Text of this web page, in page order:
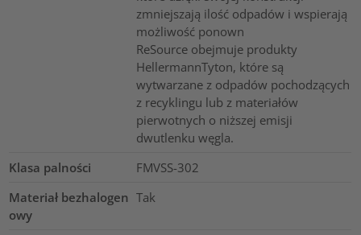
zmniejszają ilość odpadów i wspierają
możliwość ponown
ReSource obejmuje produkty
HellermannTyton, które są
wytwarzane z odpadów pochodzących
z recyklingu lub z materiałów
pierwotnych o niższej emisji
dwutlenku węgla.
Klasa palności
FMVSS-302
Materiał bezhalogen
owy
Tak